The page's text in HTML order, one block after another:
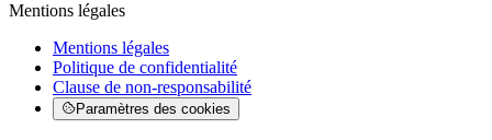
Mentions légales
Mentions légales
Politique de confidentialité
Clause de non-responsabilité
Paramètres des cookies